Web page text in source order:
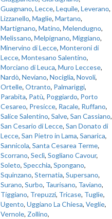
Guagnano, Lecce, Lequile, Leverano,
Lizzanello, Maglie, Martano,
Martignano, Matino, Melendugno,
Melissano, Melpignano, Miggiano,
Minervino di Lecce, Monteroni di
Lecce, Montesano Salentino,
Morciano di Leuca, Muro Leccese,
Nardò, Neviano, Nociglia, Novoli,
Ortelle, Otranto, Palmariggi,
Parabita, Patù, Poggiardo, Porto
Cesareo, Presicce, Racale, Ruffano,
Salice Salentino, Salve, San Cassiano,
San Cesario di Lecce, San Donato di
Lecce, San Pietro in Lama, Sanarica,
Sannicola, Santa Cesarea Terme,
Scorrano, Seclì, Sogliano Cavour,
Soleto, Specchia, Spongano,
Squinzano, Sternatia, Supersano,
Surano, Surbo, Taurisano, Taviano,
Tiggiano, Trepuzzi, Tricase, Tuglie,
Ugento, Uggiano La Chiesa, Veglie,
Vernole, Zollino,